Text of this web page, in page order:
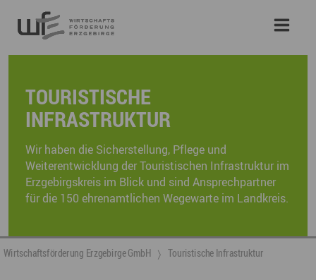
TOURISTISCHE
INFRASTRUKTUR
Wir haben die Sicherstellung, Pflege und
Weiterentwicklung der Touristischen Infrastruktur im
Erzgebirgskreis im Blick und sind Ansprechpartner
für die 150 ehrenamtlichen Wegewarte im Landkreis.
Wirtschaftsförderung Erzgebirge GmbH Touristische Infrastruktur